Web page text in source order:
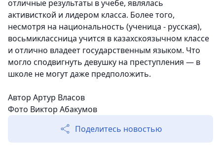
отличные результаты в учебе, являлась
активисткой и лидером класса. Более того,
несмотря на национальность (ученица - русская),
восьмиклассница учится в казахскоязычном классе
и отлично владеет государственным языком. Что
могло сподвигнуть девушку на преступления — в
школе не могут даже предположить.
Автор Артур Власов
Фото Виктор Абакумов
Поделитесь новостью